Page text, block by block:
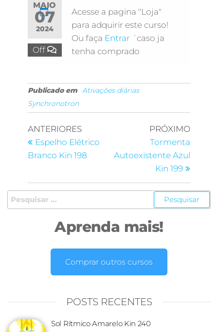
MAIO
07
2024
Off
Acesse a pagina "Loja"
para adquirir este curso!
Ou faça Entrar ´caso ja
tenha comprado
Publicado em Ativações diárias
Synchronotron
ANTERIORES
Espelho Elétrico
Branco Kin 198
PRÓXIMO
Tormenta
Autoexistente Azul
Kin 199
Aprenda mais!
Comprar outros cursos
POSTS RECENTES
Sol Rítmico Amarelo Kin 240